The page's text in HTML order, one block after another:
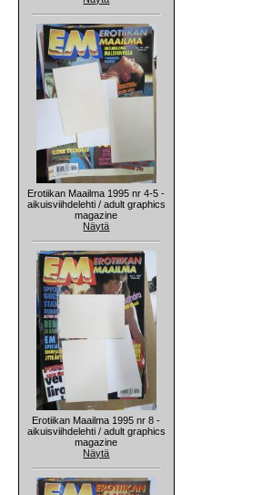
Erotiikan Maailma 1995 nr 4-5 -
aikuisviihdelehti / adult graphics
magazine
Näytä
Erotiikan Maailma 1995 nr 8 -
aikuisviihdelehti / adult graphics
magazine
Näytä